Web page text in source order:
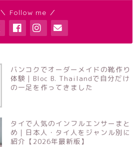
＼ Follow me ／
バンコクでオーダーメイドの靴作り
体験｜Bloc B. Thailandで自分だけ
の一足を作ってきました
タイで人気のインフルエンサーまと
め｜日本人・タイ人をジャンル別に
紹介【2026年最新版】